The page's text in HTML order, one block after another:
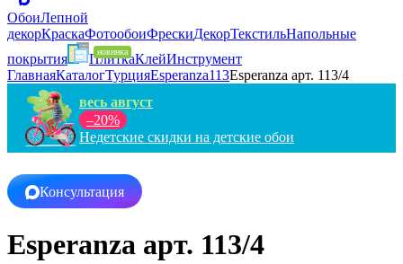
ОбоиЛепной
декорКраскаФотообоиФрескиДекорТекстильНапольные
покрытия
ПлиткаКлейИнструмент
ГлавнаяКаталогТурцияEsperanza113Esperanza арт. 113/4
весь август
–20%
Недетские скидки на детские обои
Консультация
Esperanza арт. 113/4